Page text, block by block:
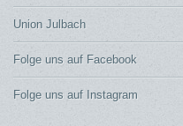
Union Julbach
Folge uns auf Facebook
Folge uns auf Instagram